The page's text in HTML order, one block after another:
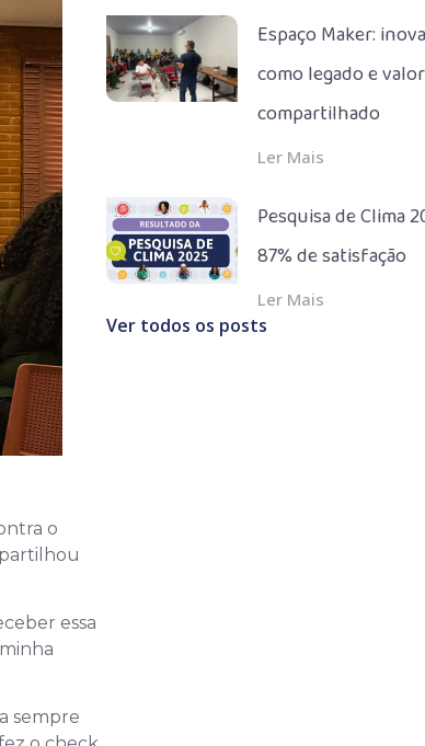
o
essa
sempre
Espaço Maker:
como legado e valor
compartilhado
Ler Mais
Pesquisa de Clima
87% de satisfação
Ler Mais
Ver todos os posts